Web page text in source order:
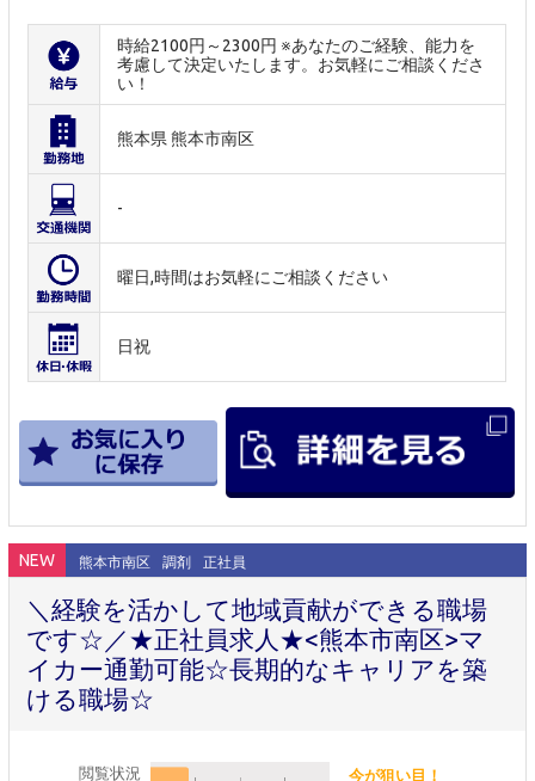
時給2100円～2300円 ※あなたのご経験、能力を
考慮して決定いたします。お気軽にご相談くださ
い！
熊本県 熊本市南区
-
曜日,時間はお気軽にご相談ください
日祝
NEW 熊本市南区 調剤 正社員
＼経験を活かして地域貢献ができる職場
です☆／★正社員求人★<熊本市南区>マ
イカー通勤可能☆長期的なキャリアを築
ける職場☆
閲覧状況 今が狙い目！